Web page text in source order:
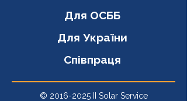
Для ОСББ
Для України
Співпраця
© 2016-2025II Solar Service